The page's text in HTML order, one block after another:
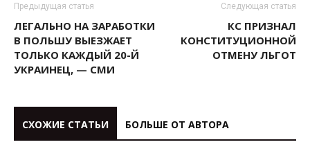
Предыдущая статья
ЛЕГАЛЬНО НА ЗАРАБОТКИ
В ПОЛЬШУ ВЫЕЗЖАЕТ
ТОЛЬКО КАЖДЫЙ 20-Й
УКРАИНЕЦ, — СМИ
Следующая статья
КС ПРИЗНАЛ
КОНСТИТУЦИОННОЙ
ОТМЕНУ ЛЬГОТ
СХОЖИЕ СТАТЬИ БОЛЬШЕ ОТ АВТОРА